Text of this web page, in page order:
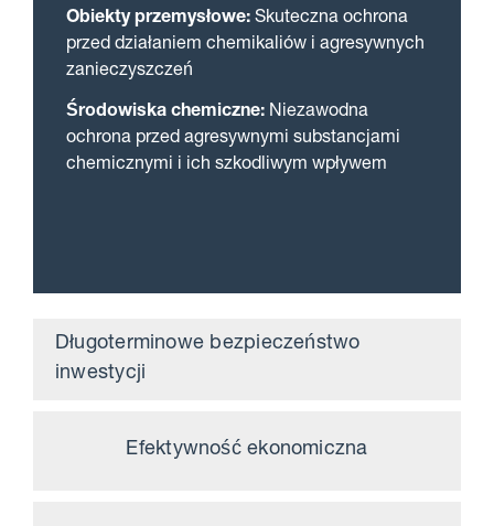
Obiekty przemysłowe: Skuteczna ochrona
przed działaniem chemikaliów i agresywnych
zanieczyszczeń
Środowiska chemiczne: Niezawodna
ochrona przed agresywnymi substancjami
chemicznymi i ich szkodliwym wpływem
Długoterminowe bezpieczeństwo
inwestycji
Efektywność ekonomiczna